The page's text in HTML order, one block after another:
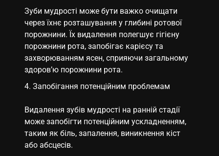
Зуби мудрості може бути важко очищати
через їхнє розташування у глибині ротової
порожнини. Їх видалення полегшує гігієну
порожнини рота, запобігає карієсу та
захворюванням ясен, сприяючи загальному
здоров’ю порожнини рота.
Запобігання потенційним проблемам
Видалення зубів мудрості на ранній стадії
може запобігти потенційним ускладненням,
таким як біль, запалення, виникнення кіст
або абсцесів.